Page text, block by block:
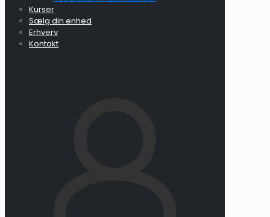
Kurser
Sælg din enhed
Erhverv
Kontakt